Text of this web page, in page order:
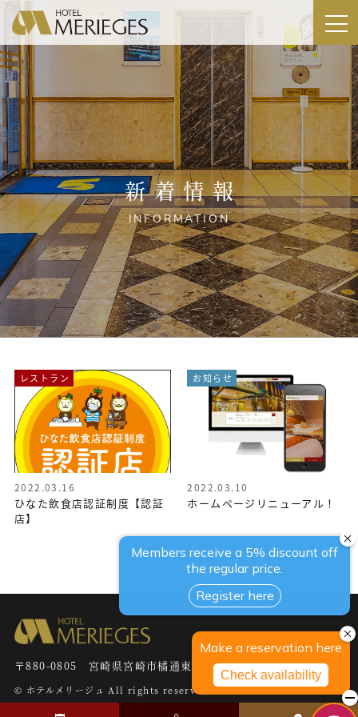
新着情報
INFORMATION
レストラン
2022.03.16
ひなた飲食店認証制度【認証
店】
お知らせ
2022.03.10
ホームページリニューアル！
〒880-0805 宮崎県宮崎市橘通東3-1-11
© ホテルメリージュ All rights reserved.